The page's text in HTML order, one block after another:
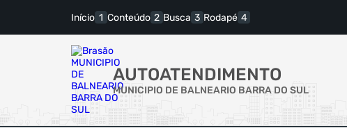
Início Conteúdo Busca Rodapé
AUTOATENDIMENTO
MUNICIPIO DE BALNEARIO BARRA DO SUL